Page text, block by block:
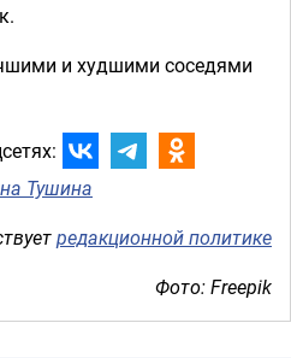
и худшими соседями
Тушина
редакционной политике
Фото: Freepik